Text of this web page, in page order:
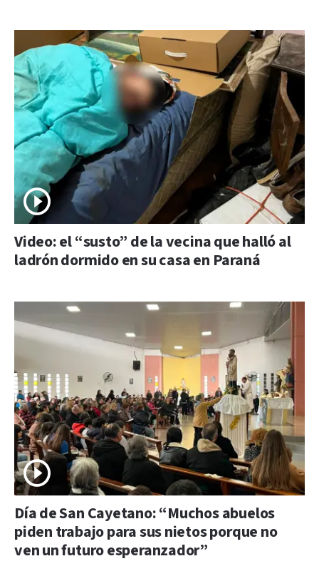
Video: el “susto” de la vecina que halló al
ladrón dormido en su casa en Paraná
Día de San Cayetano: “Muchos abuelos
piden trabajo para sus nietos porque no
ven un futuro esperanzador”